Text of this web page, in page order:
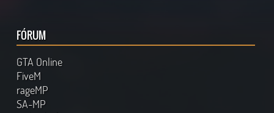
FÓRUM
GTA Online
FiveM
rageMP
SA-MP